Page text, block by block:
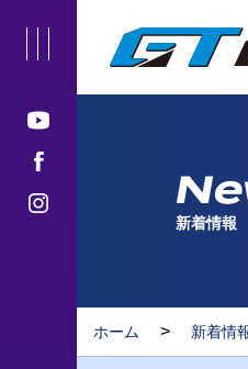
新着情報
ホーム > 新着情